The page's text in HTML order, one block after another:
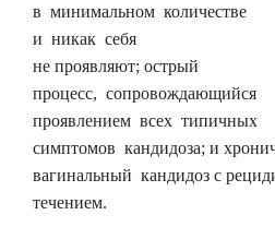
в минимальном количестве
и никак себя
не проявляют; острый
процесс, сопровождающийся
проявлением всех типичных
симптомов кандидоза; и
вагинальный кандидоз с
течением.